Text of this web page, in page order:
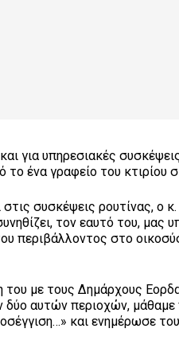
για υπηρεσιακές
το ένα γραφείο του κτιρίου
συσκέψεις ρουτίνας, ο κ.
τον εαυτό του, μας
περιβάλλοντος στο
με τους Δημάρχους
δύο αυτών περιοχών,
και ενημέρωσε